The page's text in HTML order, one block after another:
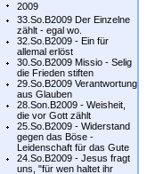
2009
33.So.B2009 Der Einzelne
zählt - egal wo.
32.So.B2009 - Ein für
allemal erlöst
30.So.B2009 Missio - Selig
die Frieden stiften
29.So.B2009 Verantwortung
aus Glauben
28.Son.B2009 - Weisheit,
die vor Gott zählt
25.So.B2009 - Widerstand
gegen das Böse -
Leidenschaft für das Gute
24.So.B2009 - Jesus fragt
uns, "für wen haltet ihr